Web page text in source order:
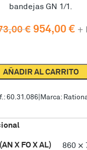
bandejas GN 1/1.
€ 954,00€ +
AÑADIR AL CARRITO
60.31.086|Marca:
X FO X AL)
860 ×